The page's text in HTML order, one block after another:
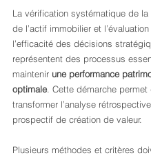
La vérification systématique de la
de l’actif immobilier et
l’efficacité des décisions
représentent des processus
maintenir une performance
optimale . Cette démarche permet
transformer l’analyse
prospectif de création de valeur.
Plusieurs méthodes et critères